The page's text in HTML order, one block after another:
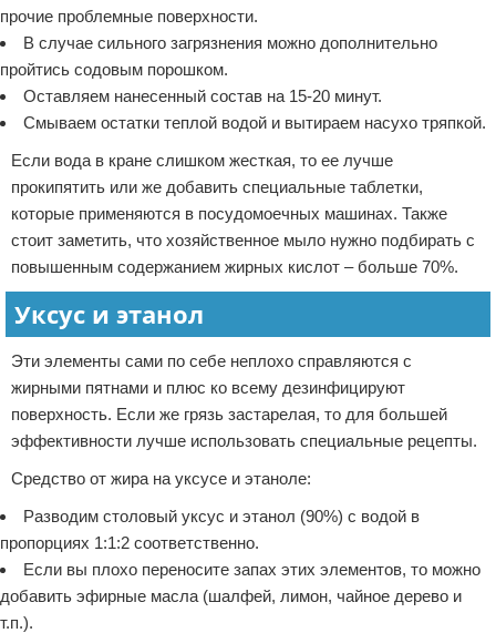
прочие проблемные поверхности.
В случае сильного загрязнения можно дополнительно
пройтись содовым порошком.
Оставляем нанесенный состав на 15-20 минут.
Смываем остатки теплой водой и вытираем насухо тряпкой.
Если вода в кране слишком жесткая, то ее лучше
прокипятить или же добавить специальные таблетки,
которые применяются в посудомоечных машинах. Также
стоит заметить, что хозяйственное мыло нужно подбирать с
повышенным содержанием жирных кислот – больше 70%.
Уксус и этанол
Эти элементы сами по себе неплохо справляются с
жирными пятнами и плюс ко всему дезинфицируют
поверхность. Если же грязь застарелая, то для большей
эффективности лучше использовать специальные рецепты.
Средство от жира на уксусе и этаноле:
Разводим столовый уксус и этанол (90%) с водой в
пропорциях 1:1:2 соответственно.
Если вы плохо переносите запах этих элементов, то можно
добавить эфирные масла (шалфей, лимон, чайное дерево и
т.п.).